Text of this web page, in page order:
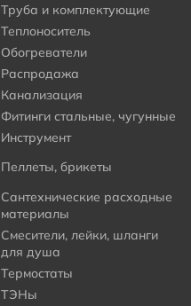
Труба и комплектующие
Теплоноситель
Обогреватели
Распродажа
Канализация
Фитинги стальные, чугунные
Инструмент
Пеллеты, брикеты
Сантехнические расходные
материалы
Смесители, лейки, шланги
для душа
Термостаты
ТЭНы